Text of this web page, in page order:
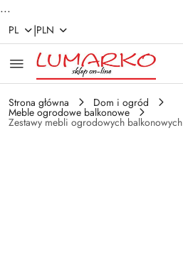
...
Przejdź do treści głównej
Przejdź do wyszukiwarki
Przejdź do moje konto
Przejdź do menu głównego
Przejdź do opisu produktu
Przejdź do stopki
PL |PLN
Strona główna Dom i ogród
Meble ogrodowe balkonowe
Zestawy mebli ogrodowych balkonowych